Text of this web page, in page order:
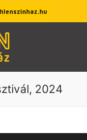
2024